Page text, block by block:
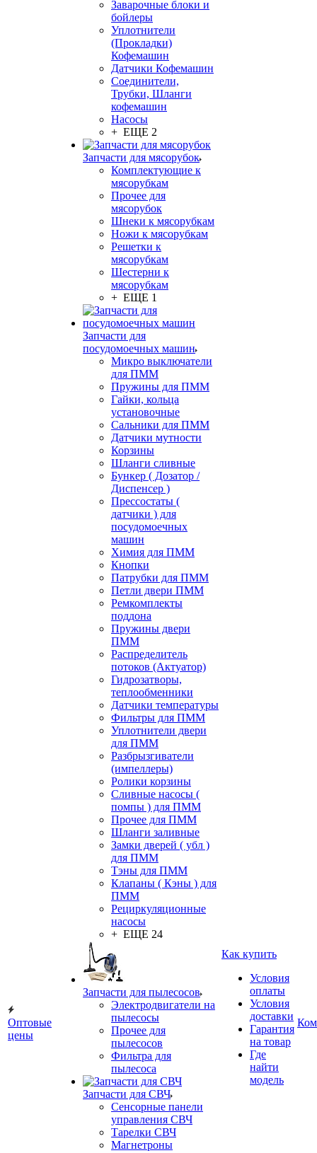
Оптовые
цены
Заварочные блоки и
бойлеры
Уплотнители
(Прокладки)
Кофемашин
Датчики Кофемашин
Соединители,
Трубки, Шланги
кофемашин
Насосы
+ ЕЩЕ 2
Запчасти для мясорубок
Комплектующие к
мясорубкам
Прочее для
мясорубок
Шнеки к мясорубкам
Ножи к мясорубкам
Решетки к
мясорубкам
Шестерни к
мясорубкам
+ ЕЩЕ 1
Запчасти для
посудомоечных машин
Микро выключатели
для ПММ
Пружины для ПММ
Гайки, кольца
установочные
Сальники для ПММ
Датчики мутности
Корзины
Шланги сливные
Бункер ( Дозатор /
Диспенсер )
Прессостаты (
датчики ) для
посудомоечных
машин
Химия для ПММ
Кнопки
Патрубки для ПММ
Петли двери ПММ
Ремкомплекты
поддона
Пружины двери
ПММ
Распределитель
потоков (Актуатор)
Гидрозатворы,
теплообменники
Датчики температуры
Фильтры для ПММ
Уплотнители двери
для ПММ
Разбрызгиватели
(импеллеры)
Ролики корзины
Сливные насосы (
помпы ) для ПММ
Прочее для ПММ
Шланги заливные
Замки дверей ( убл )
для ПММ
Тэны для ПММ
Клапаны ( Кэны ) для
ПММ
Рециркуляционные
насосы
+ ЕЩЕ 24
Запчасти для пылесосов
Электродвигатели на
пылесосы
Прочее для
пылесосов
Фильтра для
пылесоса
Запчасти для СВЧ
Сенсорные панели
управления СВЧ
Тарелки СВЧ
Магнетроны
Как купить
Условия
оплаты
Условия
доставки
Гарантия
на товар
Где
найти
модель